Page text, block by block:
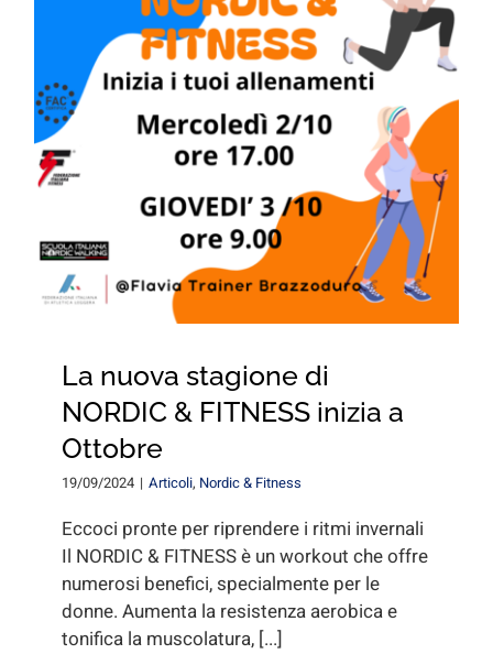
La nuova stagione di
NORDIC & FITNESS inizia a
Ottobre
19/09/2024 | Articoli, Nordic & Fitness
Eccoci pronte per riprendere i ritmi invernali
Il NORDIC & FITNESS è un workout che offre
numerosi benefici, specialmente per le
donne. Aumenta la resistenza aerobica e
tonifica la muscolatura, [...]